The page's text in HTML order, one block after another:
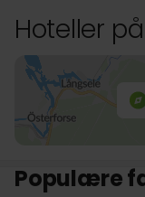
Hoteller
Populære